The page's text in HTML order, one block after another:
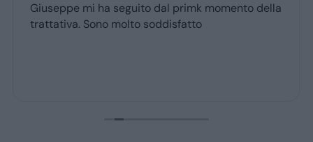
Giuseppe mi ha seguito dal primk momento della
trattativa. Sono molto soddisfatto